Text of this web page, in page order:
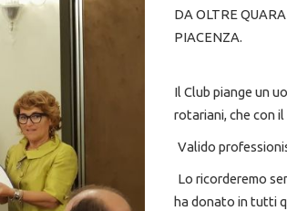
DA OLTRE
PIACENZA.
Il Club piange un
rotariani, che con
Valido
Lo ricorderemo
ha donato in tutti